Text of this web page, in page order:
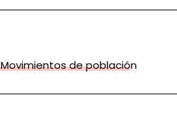
Movimientos de población